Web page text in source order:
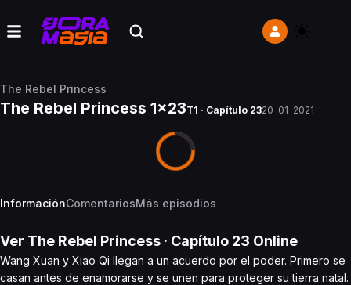
The Rebel Princess
The Rebel Princess 1x23T1 · Capítulo 2320-01-2021
InformaciónComentariosMás episodios
Ver The Rebel Princess · Capítulo 23 Online
Wang Xuan y Xiao Qi llegan a un acuerdo por el poder. Primero se
casan antes de enamorarse y se unen para proteger su tierra natal.